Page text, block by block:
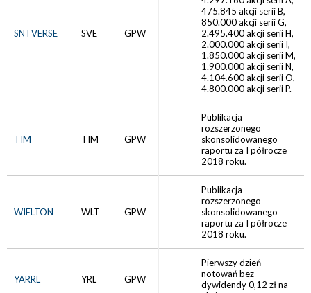
SNTVERSE SVE GPW
475.845 akcji serii B,
850.000 akcji serii G,
2.495.400 akcji serii H,
2.000.000 akcji serii I,
1.850.000 akcji serii M,
1.900.000 akcji serii N,
4.104.600 akcji serii O,
4.800.000 akcji serii P.
TIM TIM GPW
Publikacja
rozszerzonego
skonsolidowanego
raportu za I półrocze
2018 roku.
WIELTON WLT GPW
Publikacja
rozszerzonego
skonsolidowanego
raportu za I półrocze
2018 roku.
YARRL YRL GPW
Pierwszy dzień
notowań bez
dywidendy 0,12 zł na